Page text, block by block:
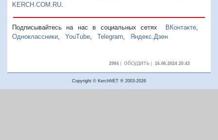
KERCH.COM.RU.
Подписывайтесь на нас в социальных сетях ВКонтакте,
Одноклассники, YouTube, Telegram, Яндекс.Дзен
2994| обсудить| 16.06.2024 20:43
Copyright © KerchNET ® 2003-2026